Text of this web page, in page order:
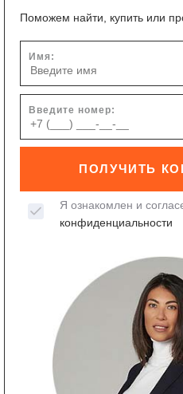
Поможем найти, купить или
Имя:
Введите номер:
ПОЛУЧИТЬ
Я ознакомлен и
конфиденциальности